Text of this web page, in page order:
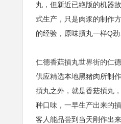
丸，但新近已絶版的机器
式生产，只是肉浆的制作
的经验，原味摃丸一样Q劲
仁德香菇摃丸世界街的仁
供应精选本地黑猪肉所制
摃丸之外，就是香菇摃丸
种口味，一早生产出来的
客人能品尝到当天刚作出来